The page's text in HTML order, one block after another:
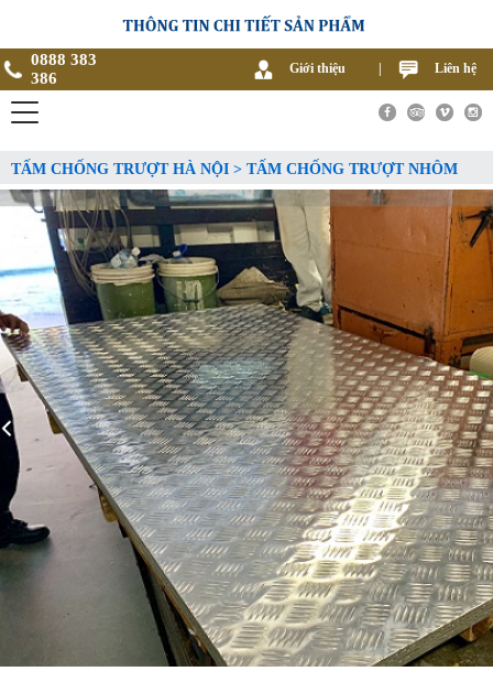
0888 383
386
Giới thiệu Liên hệ
TẤM CHỐNG TRƯỢT HÀ NỘI > TẤM CHỐNG TRƯỢT NHÔM